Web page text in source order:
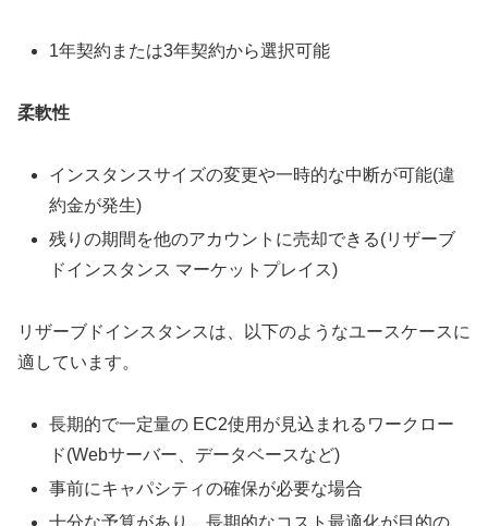
1年契約または3年契約から選択可能
柔軟性
インスタンスサイズの変更や一時的な中断が可能(違
約金が発生)
残りの期間を他のアカウントに売却できる(リザーブ
ドインスタンス マーケットプレイス)
リザーブドインスタンスは、以下のようなユースケースに
適しています。
長期的で一定量の EC2使用が見込まれるワークロー
ド(Webサーバー、データベースなど)
事前にキャパシティの確保が必要な場合
十分な予算があり、長期的なコスト最適化が目的の